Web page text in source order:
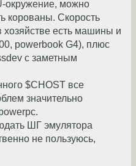
окружение, можно
корованы. Скорость
есть машины и
powerbook G4), плюс
с заметным
$CHOST все
значительно
ШГ эмулятора
не пользуюсь,